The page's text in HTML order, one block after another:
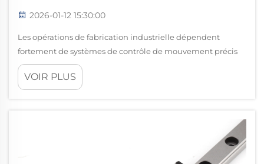
2026-01-12 15:30:00
Les opérations de fabrication industrielle dépendent
fortement de systèmes de contrôle de mouvement précis
pour maintenir une qualité constante des produits et une
efficacité opérationnelle. Lorsque les composants
VOIR PLUS